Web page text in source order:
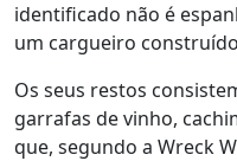
identificado não é
um cargueiro
Os seus restos
garrafas de vinho,
que, segundo a Wreck